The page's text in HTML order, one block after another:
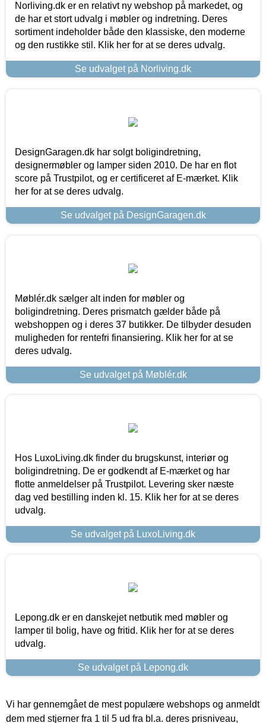
Norliving.dk er en relativt ny webshop på markedet, og
de har et stort udvalg i møbler og indretning. Deres
sortiment indeholder både den klassiske, den moderne
og den rustikke stil. Klik her for at se deres udvalg.
Se udvalget på Norliving.dk
DesignGaragen.dk har solgt boligindretning,
designermøbler og lamper siden 2010. De har en flot
score på Trustpilot, og er certificeret af E-mærket. Klik
her for at se deres udvalg.
Se udvalget på DesignGaragen.dk
Møblér.dk sælger alt inden for møbler og
boligindretning. Deres prismatch gælder både på
webshoppen og i deres 37 butikker. De tilbyder desuden
muligheden for rentefri finansiering. Klik her for at se
deres udvalg.
Se udvalget på Møblér.dk
Hos LuxoLiving.dk finder du brugskunst, interiør og
boligindretning. De er godkendt af E-mærket og har
flotte anmeldelser på Trustpilot. Levering sker næste
dag ved bestilling inden kl. 15. Klik her for at se deres
udvalg.
Se udvalget på LuxoLiving.dk
Lepong.dk er en danskejet netbutik med møbler og
lamper til bolig, have og fritid. Klik her for at se deres
udvalg.
Se udvalget på Lepong.dk
Vi har gennemgået de mest populære webshops og anmeldt
dem med stjerner fra 1 til 5 ud fra bl.a. deres prisniveau,